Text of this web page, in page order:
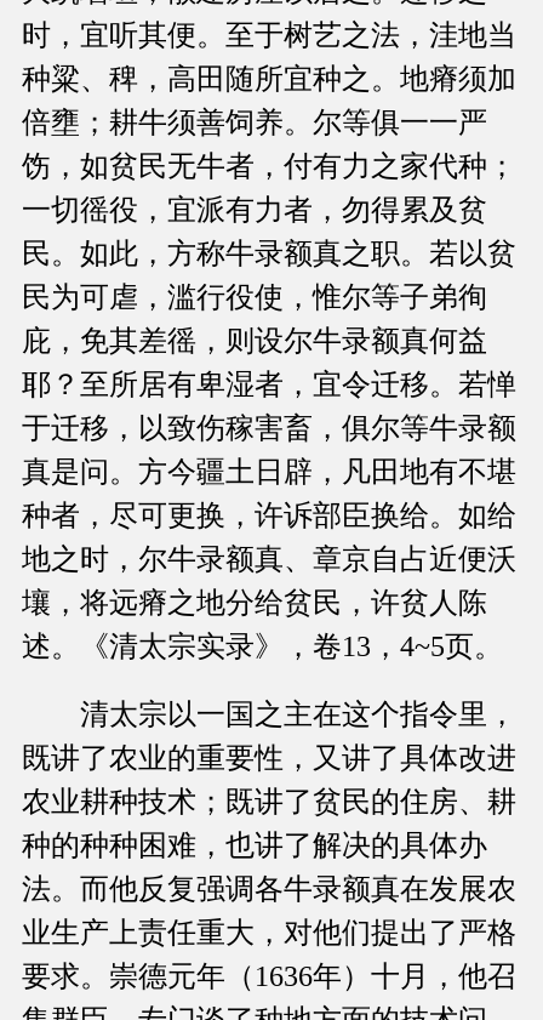
时，宜听其便。至于树艺之法，洼地当
种粱、稗，高田随所宜种之。地瘠须加
倍壅；耕牛须善饲养。尔等俱一一严
饬，如贫民无牛者，付有力之家代种；
一切徭役，宜派有力者，勿得累及贫
民。如此，方称牛录额真之职。若以贫
民为可虐，滥行役使，惟尔等子弟徇
庇，免其差徭，则设尔牛录额真何益
耶？至所居有卑湿者，宜令迁移。若惮
于迁移，以致伤稼害畜，俱尔等牛录额
真是问。方今疆土日辟，凡田地有不堪
种者，尽可更换，许诉部臣换给。如给
地之时，尔牛录额真、章京自占近便沃
壤，将远瘠之地分给贫民，许贫人陈
述。《清太宗实录》，卷13，4~5页。
清太宗以一国之主在这个指令里，
既讲了农业的重要性，又讲了具体改进
农业耕种技术；既讲了贫民的住房、耕
种的种种困难，也讲了解决的具体办
法。而他反复强调各牛录额真在发展农
业生产上责任重大，对他们提出了严格
要求。崇德元年（1636年）十月，他召